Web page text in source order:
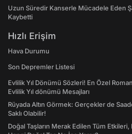
Uzun Süredir Kanserle Mücadele Eden
Kaybetti
Hızlı Erişim
Hava Durumu
Son Depremler Listesi
Evlilik Yıl Dönümü Sözleri! En Özel
Evlilik Yıl dönümü Mesajları
Rüyada Altın Görmek: Gerçekler de
Saklı Olabilir!
Doğal Taşların Merak Edilen Tüm